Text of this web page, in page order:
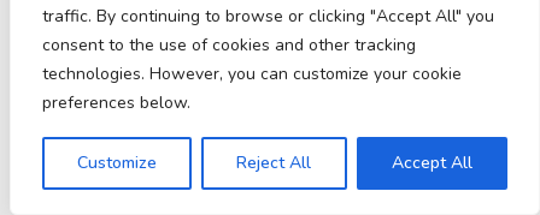
traffic. By continuing to browse or clicking "Accept All" you
consent to the use of cookies and other tracking
technologies. However, you can customize your cookie
preferences below.
Customize Reject All Accept All